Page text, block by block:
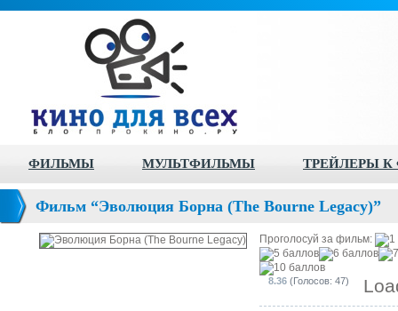
ФИЛЬМЫ МУЛЬТФИЛЬМЫ ТРЕЙЛЕРЫ
Фильм “Эволюция Борна (The Bourne Legacy)”
Проголосуй за фильм:
8.36 (Голосов: 47)